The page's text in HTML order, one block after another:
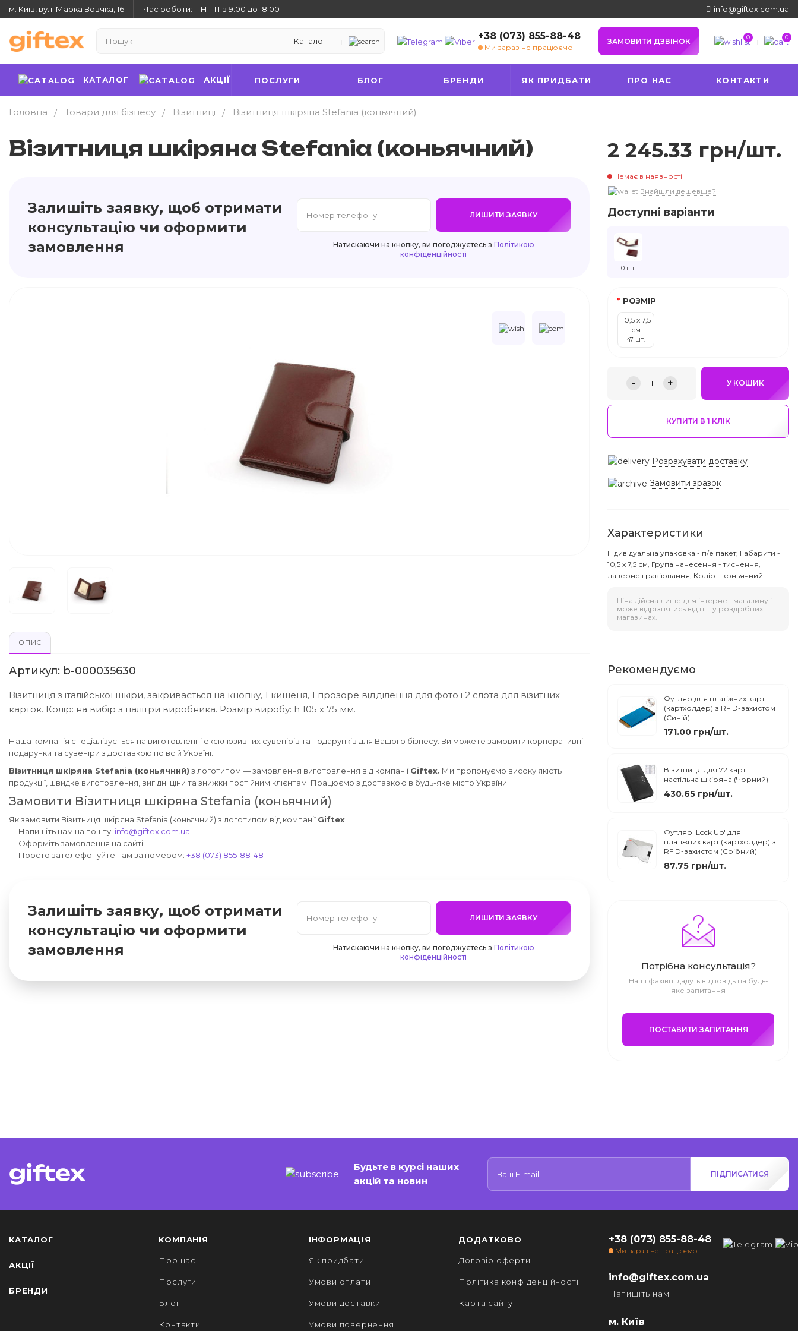
м. Київ, вул. Марка Вовчка, 16 Час роботи: ПН-ПТ з 9:00 до 18:00 info@giftex.com.ua
Каталог +38 (073) 855-88-48
Ми зараз не працюємо
ЗАМОВИТИ ДЗВІНОК 0 0
КАТАЛОГ АКЦІЇ ПОСЛУГИ БЛОГ БРЕНДИ ЯК ПРИДБАТИ ПРО НАС КОНТАКТИ
Головна Товари для бізнесу Візитниці Візитниця шкіряна Stefania (коньячний)
Візитниця шкіряна Stefania (коньячний)
Залишіть заявку, щоб отримати
консультацію чи оформити
замовлення
ЛИШИТИ ЗАЯВКУ
Натискаючи на кнопку, ви погоджуєтесь з Політикою
конфіденційності
ОПИС
Артикул: b-000035630
Візитниця з італійської шкіри, закривається на кнопку, 1 кишеня, 1 прозоре відділення для фото і 2 слота для візитних
карток. Колір: на вибір з палітри виробника. Розмір виробу: h 105 х 75 мм.
Наша компанія спеціалізується на виготовленні ексклюзивних сувенірів та подарунків для Вашого бізнесу. Ви можете замовити корпоративні
подарунки та сувеніри з доставкою по всій Україні.
Візитниця шкіряна Stefania (коньячний) з логотипом — замовлення виготовлення від компанії Giftex. Ми пропонуємо високу якість
продукції, швидке виготовлення, вигідні ціни та знижки постійним клієнтам. Працюємо з доставкою в будь-яке місто України.
Замовити Візитниця шкіряна Stefania (коньячний)
Як замовити Візитниця шкіряна Stefania (коньячний) з логотипом від компанії Giftex:
— Напишіть нам на пошту: info@giftex.com.ua
— Оформіть замовлення на сайті
— Просто зателефонуйте нам за номером: +38 (073) 855-88-48
Залишіть заявку, щоб отримати
консультацію чи оформити
замовлення
ЛИШИТИ ЗАЯВКУ
Натискаючи на кнопку, ви погоджуєтесь з Політикою
конфіденційності
2 245.33 грн/шт.
Немає в наявності
Знайшли дешевше?
Доступні варіанти
0 шт.
РОЗМІР
10,5 х 7,5
см
47 шт.
- 1 + У КОШИК
КУПИТИ В 1 КЛIК
Розрахувати доставку
Замовити зразок
Характеристики
Індивідуальна упаковка - п/е пакет, Габарити -
10,5 х 7,5 см, Група нанесення - тиснення,
лазерне гравіювання, Колір - коньячний
Ціна дійсна лише для інтернет-магазину і
може відрізнятись від цін у роздрібних
магазинах.
Рекомендуємо
Футляр для платіжних карт
(картхолдер) з RFID-захистом
(Синій)
171.00 грн/шт.
Візитниця для 72 карт
настільна шкіряна (Чорний)
430.65 грн/шт.
Футляр 'Lock Up' для
платіжних карт (картхолдер) з
RFID-захистом (Срібний)
87.75 грн/шт.
Потрібна консультація?
Наші фахівці дадуть відповідь на будь-
яке запитання
ПОСТАВИТИ ЗАПИТАННЯ
Будьте в курсі наших
акцій та новин
ПІДПИСАТИСЯ
КАТАЛОГ
АКЦІЇ
БРЕНДИ
КОМПАНІЯ
Про нас
Послуги
Блог
Контакти
ІНФОРМАЦІЯ
Як придбати
Умови оплати
Умови доставки
Умови повернення
ДОДАТКОВО
Договір оферти
Політика конфіденційності
Карта сайту
+38 (073) 855-88-48
Ми зараз не працюємо
info@giftex.com.ua
Напишіть нам
м. Київ